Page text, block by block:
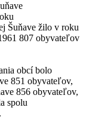
Šuňave žilo v roku
807 obyvateľov
obcí bolo
851 obyvateľov,
856 obyvateľov,
spolu